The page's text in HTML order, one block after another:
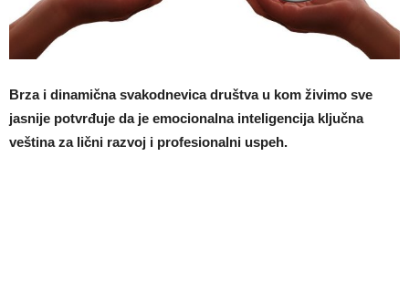
Brza i dinamična svakodnevica društva u kom živimo sve
jasnije potvrđuje da je emocionalna inteligencija ključna
veština za lični razvoj i profesionalni uspeh.